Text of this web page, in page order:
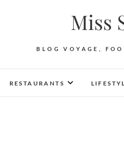
Miss
BLOG VOYAGE,
RESTAURANTS